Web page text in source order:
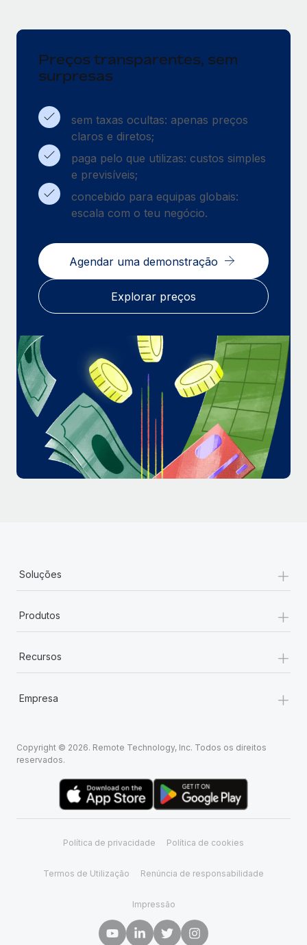
Preços transparentes, sem
surpresas
sem taxas ocultas: apenas preços
claros e diretos;
paga pelo que utilizas: custos simples
e previsíveis;
concebido para equipas globais:
escala com o teu negócio.
Agendar uma demonstração
Explorar preços
Soluções +
Produtos +
Recursos +
Empresa +
Copyright © 2026. Remote Technology, Inc. Todos os direitos
reservados.
Política de privacidade Política de cookies
Termos de Utilização Renúncia de responsabilidade
Impressão